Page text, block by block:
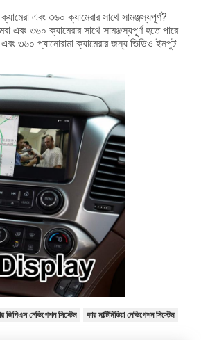
এবং ৩৬০ ক্যামেরার সাথে সামঞ্জস্যপূর্ণ?
এবং ৩৬০ ক্যামেরার সাথে সামঞ্জস্যপূর্ণ হতে পারে
৩৬০ প্যানোরামা ক্যামেরার জন্য ভিডিও ইনপুট
জিপিএস নেভিগেশন সিস্টেম কার মাল্টিমিডিয়া নেভিগেশন সিস্টেম